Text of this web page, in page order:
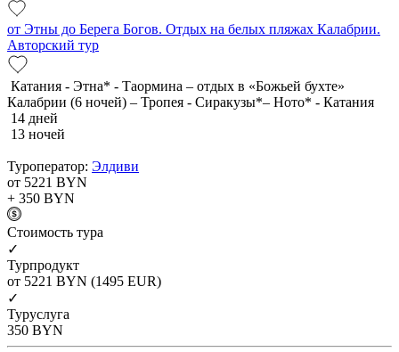
от Этны до Берега Богов. Отдых на белых пляжах Калабрии.
Авторский тур
Катания - Этна* - Таормина – отдых в «Божьей бухте»
Калабрии (6 ночей) – Тропея - Сиракузы*– Ното* - Катания
14 дней
13 ночей
Туроператор: Элдиви
от 5221 BYN
+ 350 BYN
Cтоимость тура
✓
Турпродукт
от 5221 BYN (1495 EUR)
✓
Туруслуга
350 BYN